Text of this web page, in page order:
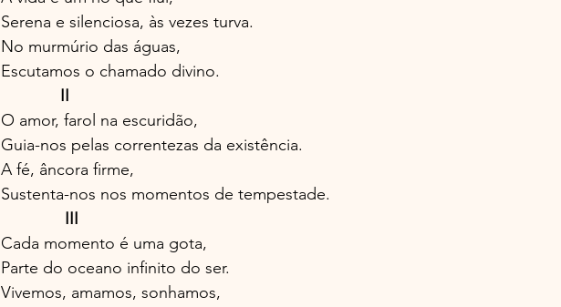
Serena e silenciosa, às vezes turva.
No murmúrio das águas,
Escutamos o chamado divino.
II
O amor, farol na escuridão,
Guia-nos pelas correntezas da existência.
A fé, âncora firme,
Sustenta-nos nos momentos de tempestade.
III
Cada momento é uma gota,
Parte do oceano infinito do ser.
Vivemos, amamos, sonhamos,